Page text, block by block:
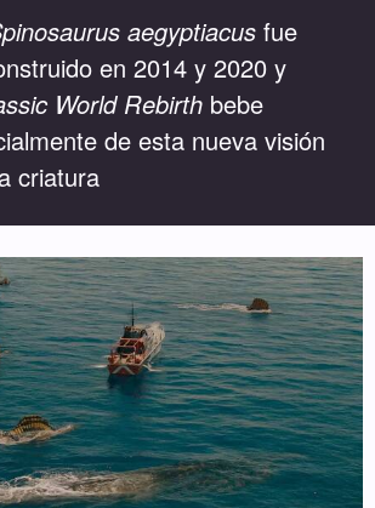
aegyptiacus fue
en 2014 y 2020 y
World Rebirth bebe
de esta nueva visión
criatura